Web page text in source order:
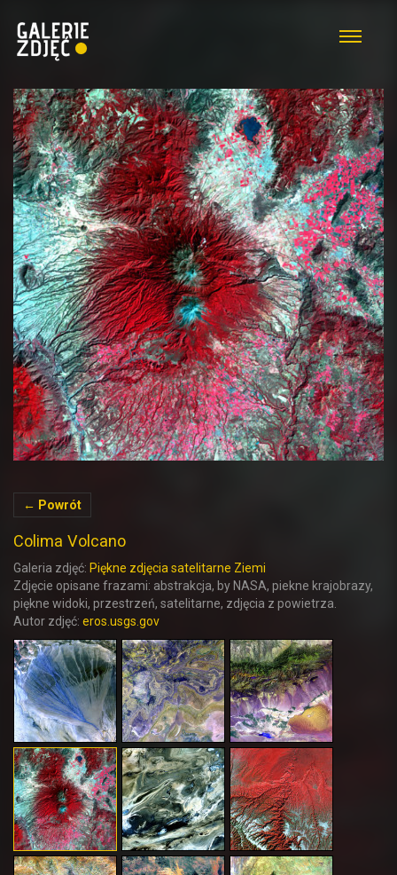
← Powrót
Colima Volcano
Galeria zdjęć: Piękne zdjęcia satelitarne Ziemi
Zdjęcie opisane frazami: abstrakcja, by NASA, piekne krajobrazy,
piękne widoki, przestrzeń, satelitarne, zdjęcia z powietrza.
Autor zdjęć: eros.usgs.gov